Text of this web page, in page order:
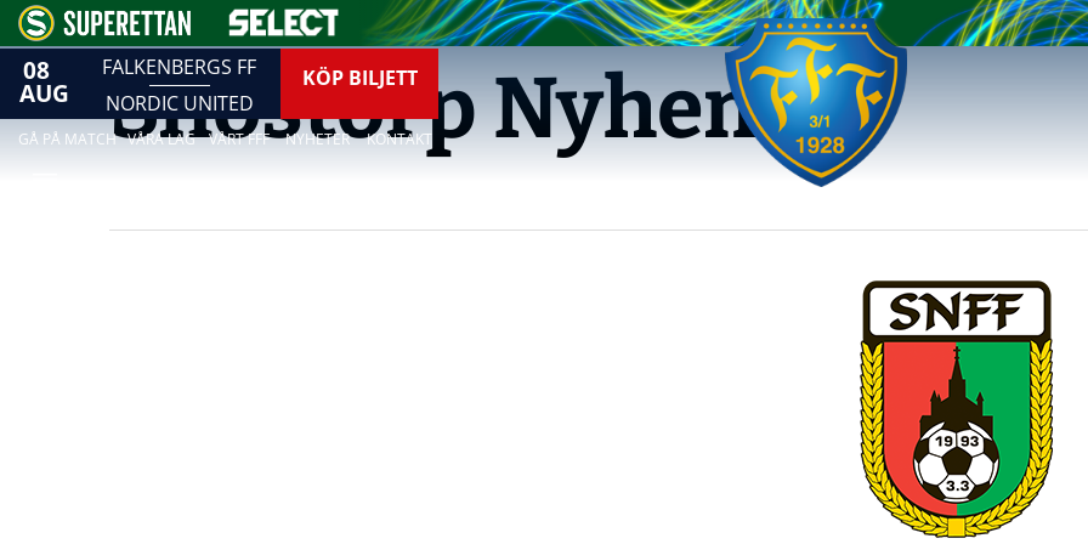
08
AUG
FALKENBERGS FF
NORDIC UNITED
KÖP BILJETT
GÅ PÅ MATCH VÅRA LAG VÅRT FFF NYHETER KONTAKT
Snöstorp Nyhem FF